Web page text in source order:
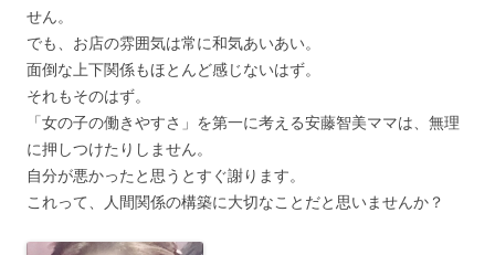
せん。
でも、お店の雰囲気は常に和気あいあい。
面倒な上下関係もほとんど感じないはず。
それもそのはず。
「女の子の働きやすさ」を第一に考える安藤智美ママは、無理
に押しつけたりしません。
自分が悪かったと思うとすぐ謝ります。
これって、人間関係の構築に大切なことだと思いませんか？